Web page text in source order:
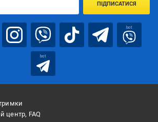
ПІДПИСАТИСЯ
bot
bot
центр, FAQ